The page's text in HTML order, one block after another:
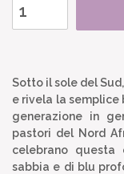
Sotto il sole del
e rivela la semplice
generazione in
pastori del Nord
celebrano
sabbia e di blu